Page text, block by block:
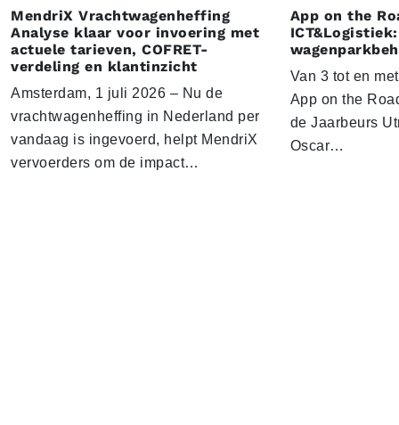
MendriX Vrachtwagenheffing
Analyse klaar voor invoering met
actuele tarieven, COFRET-
verdeling en klantinzicht
Amsterdam, 1 juli 2026 – Nu de
vrachtwagenheffing in Nederland per
vandaag is ingevoerd, helpt MendriX
vervoerders om de impact…
App on the
Van 3 tot en
App on the
de Jaarbeurs
Oscar…